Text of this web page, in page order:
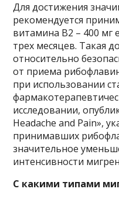
Для достижения
рекомендуется
витамина B2 – 400
трех месяцев. Такая
относительно
от приема
при использовании
исследовании,
Headache and Pain»,
принимавших
значительное
интенсивности
С какими типами